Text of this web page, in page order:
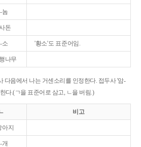
놈
돈
소 '황소'도 표준어임.
나무
다음에서 나는 거센소리를 인정한다. 접두사 '암-
다.(ㄱ을 표준어로 삼고, ㄴ을 버림.)
비고
아지
개